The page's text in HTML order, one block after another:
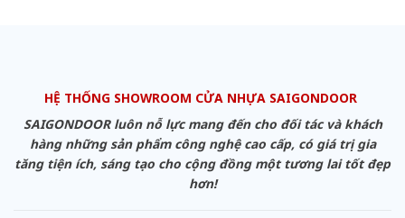
HỆ THỐNG SHOWROOM CỬA NHỰA SAIGONDOOR
SAIGONDOOR luôn nỗ lực mang đến cho đối tác và khách
hàng những sản phẩm công nghệ cao cấp, có giá trị gia
tăng tiện ích, sáng tạo cho cộng đồng một tương lai tốt đẹp
hơn!